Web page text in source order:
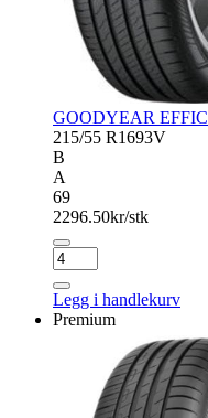
GOODYEAR
215/55 R1693V
B
A
69
2296.50kr/stk
GOODYEAR
EFFICIENTGRIP
PERFORMANCE
2
Legg i handlekurv
Premium